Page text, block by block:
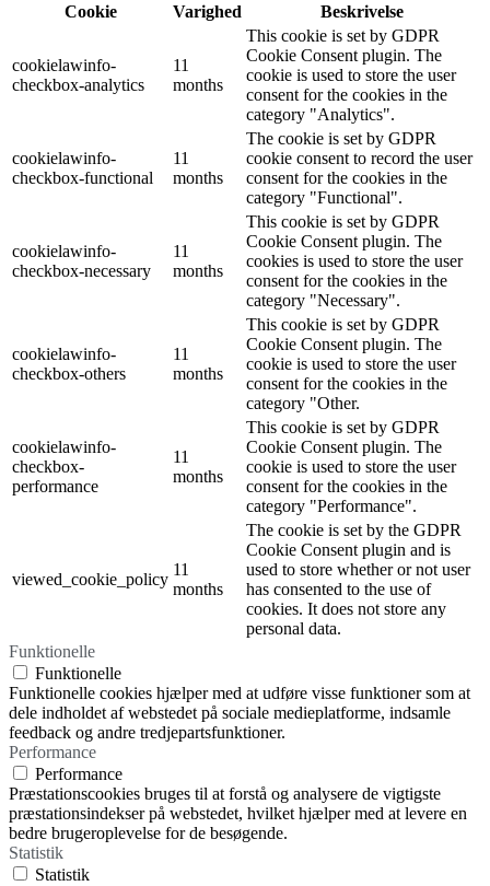
Cookie
Varighed Beskrivelse
cookielawinfo-
checkbox-analytics
11
months
This cookie is set by GDPR
Cookie Consent plugin. The
cookie is used to store the user
consent for the cookies in the
category "Analytics".
cookielawinfo-
checkbox-functional
11
months
The cookie is set by GDPR
cookie consent to record the user
consent for the cookies in the
category "Functional".
cookielawinfo-
checkbox-necessary
11
months
This cookie is set by GDPR
Cookie Consent plugin. The
cookies is used to store the user
consent for the cookies in the
category "Necessary".
cookielawinfo-
checkbox-others
11
months
This cookie is set by GDPR
Cookie Consent plugin. The
cookie is used to store the user
consent for the cookies in the
category "Other.
cookielawinfo-
checkbox-
performance
11
months
This cookie is set by GDPR
Cookie Consent plugin. The
cookie is used to store the user
consent for the cookies in the
category "Performance".
viewed_cookie_policy
11
months
The cookie is set by the GDPR
Cookie Consent plugin and is
used to store whether or not user
has consented to the use of
cookies. It does not store any
personal data.
Funktionelle
Funktionelle
Funktionelle cookies hjælper med at udføre visse funktioner som at
dele indholdet af webstedet på sociale medieplatforme, indsamle
feedback og andre tredjepartsfunktioner.
Performance
Performance
Præstationscookies bruges til at forstå og analysere de vigtigste
præstationsindekser på webstedet, hvilket hjælper med at levere en
bedre brugeroplevelse for de besøgende.
Statistik
Statistik